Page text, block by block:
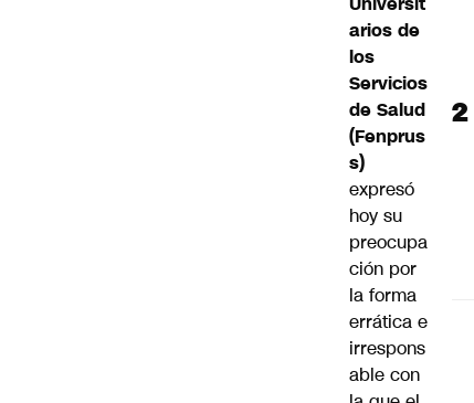
arios de
los
Servicios
de Salud
(Fenprus
s)
expresó
hoy su
preocupa
ción por
la forma
errática e
irrespons
able con